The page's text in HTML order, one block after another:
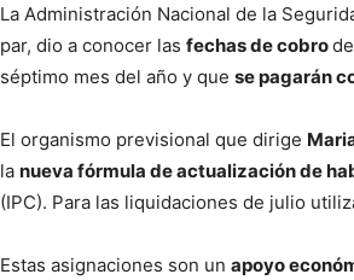
La Administración Nacional de la
par, dio a conocer las fechas de cobro
séptimo mes del año y que se pagarán
El organismo previsional que dirige
la nueva fórmula de actualización de
(IPC). Para las liquidaciones de julio
Estas asignaciones son un apoyo